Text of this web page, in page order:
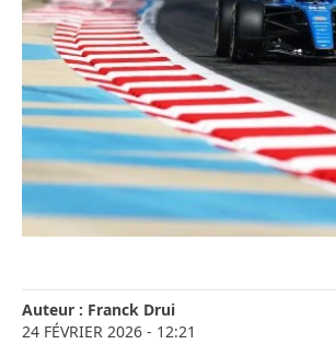
Auteur : Franck Drui
24 FÉVRIER 2026 - 12:21